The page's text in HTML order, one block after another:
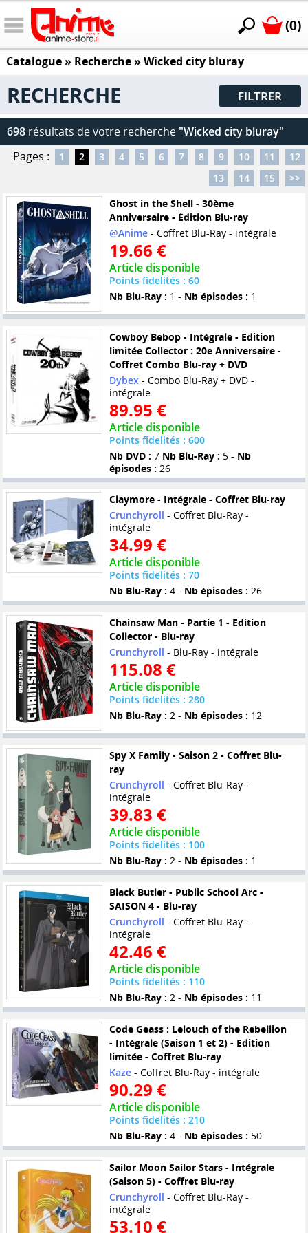
(0)
Catalogue» Recherche » Wicked city bluray
RECHERCHE FILTRER
698 résultats de votre recherche "Wicked city bluray"
Pages :
1 2 3 4 5 6 7 8 9 10 11
12
13
14 15
>>
Ghost in the Shell - 30ème
Anniversaire - Édition Blu-ray
@Anime- Coffret Blu-Ray - intégrale
19.66 €
Article disponible
Points fidelités : 60
Nb Blu-Ray : 1 - Nb épisodes : 1
Cowboy Bebop - Intégrale - Edition
limitée Collector : 20e Anniversaire -
Coffret Combo Blu-ray + DVD
Dybex - Combo Blu-Ray + DVD -
intégrale
89.95 €
Article disponible
Points fidelités : 600
Nb DVD : 7 Nb Blu-Ray : 5 - Nb
épisodes : 26
Claymore - Intégrale - Coffret Blu-ray
Crunchyroll - Coffret Blu-Ray -
intégrale
34.99 €
Article disponible
Points fidelités : 70
Nb Blu-Ray : 4 - Nb épisodes : 26
Chainsaw Man - Partie 1 - Edition
Collector - Blu-ray
Crunchyroll - Blu-Ray - intégrale
115.08 €
Article disponible
Points fidelités : 280
Nb Blu-Ray : 2 - Nb épisodes : 12
Spy X Family - Saison 2 - Coffret Blu-
ray
Crunchyroll - Coffret Blu-Ray -
intégrale
39.83 €
Article disponible
Points fidelités : 100
Nb Blu-Ray : 2 - Nb épisodes : 1
Black Butler - Public School Arc -
SAISON 4 - Blu-ray
Crunchyroll - Coffret Blu-Ray -
intégrale
42.46 €
Article disponible
Points fidelités : 110
Nb Blu-Ray : 2 - Nb épisodes : 11
Code Geass : Lelouch of the Rebellion
- Intégrale (Saison 1 et 2) - Edition
limitée - Coffret Blu-ray
Kaze- Coffret Blu-Ray - intégrale
90.29 €
Article disponible
Points fidelités : 210
Nb Blu-Ray : 4 - Nb épisodes : 50
Sailor Moon Sailor Stars - Intégrale
(Saison 5) - Coffret Blu-ray
Crunchyroll - Coffret Blu-Ray -
intégrale
53.10 €